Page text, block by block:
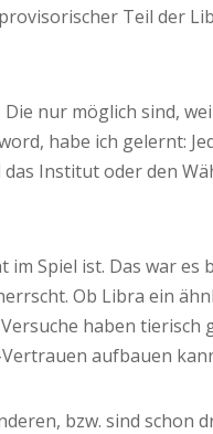
Teil der
nur möglich sind,
habe ich gelernt:
Institut oder den
Spiel ist. Das war
Ob Libra ein
haben tierisch
aufbauen
bzw. sind schon